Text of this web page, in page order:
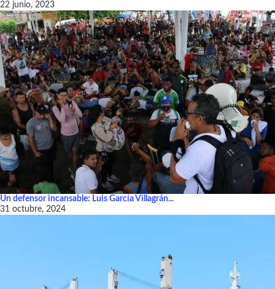
22 junio, 2023
Un defensor incansable: Luis García Villagrán...
31 octubre, 2024